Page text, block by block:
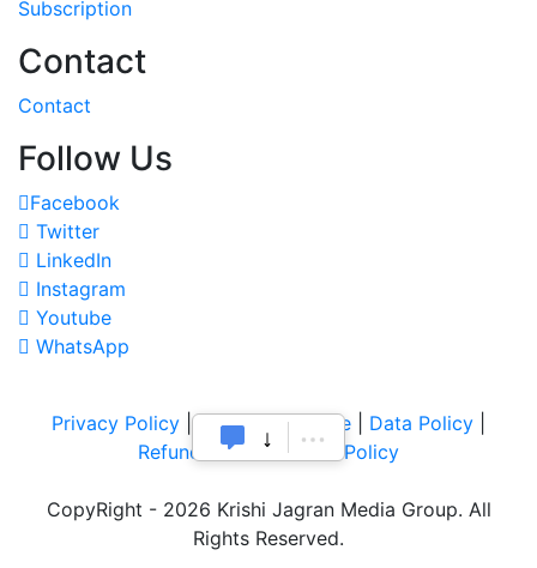
Subscription
Contact
Contact
Follow Us
Facebook
Twitter
LinkedIn
Instagram
Youtube
WhatsApp
Privacy Policy |Terms of Service Data Policy
Refund & Cancellation Policy
CopyRight - 2026 Krishi Jagran Media Group. All
Rights Reserved.